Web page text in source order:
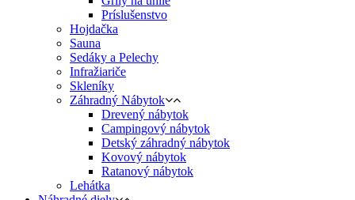
Príslušenstvo
Hojdačka
Sauna
Sedáky a Pelechy
Infražiariče
Skleníky
Záhradný Nábytok
Drevený nábytok
Campingový nábytok
Detský záhradný nábytok
Kovový nábytok
Ratanový nábytok
Lehátka